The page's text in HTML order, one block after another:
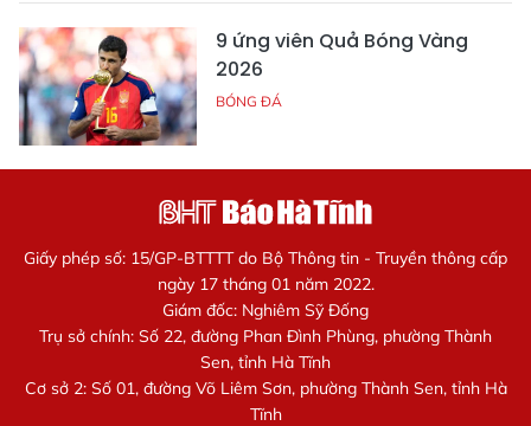
9 ứng viên Quả Bóng Vàng
2026
BÓNG ĐÁ
Giấy phép số: 15/GP-BTTTT do Bộ Thông tin - Truyền thông cấp
ngày 17 tháng 01 năm 2022.
Giám đốc: Nghiêm Sỹ Đống
Trụ sở chính: Số 22, đường Phan Đình Phùng, phường Thành
Sen, tỉnh Hà Tĩnh
Cơ sở 2: Số 01, đường Võ Liêm Sơn, phường Thành Sen, tỉnh Hà
Tĩnh